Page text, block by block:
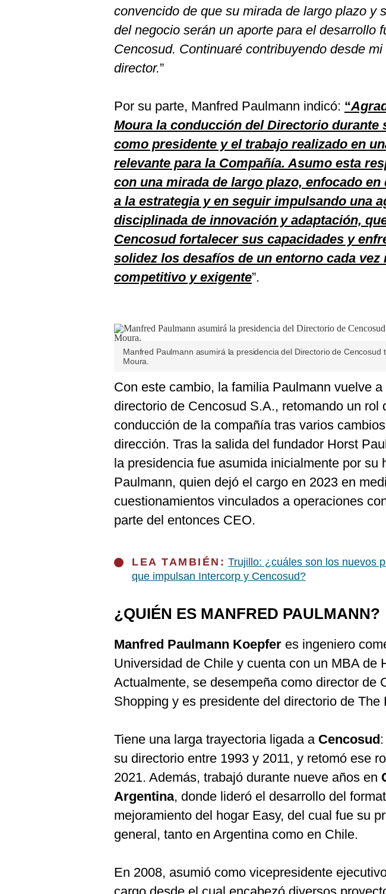
convencido de que su mirada de largo plazo y
del negocio serán un aporte para el desarrollo
Cencosud. Continuaré contribuyendo desde
director.”
Por su parte, Manfred Paulmann indicó: “
Moura la conducción del Directorio durante
como presidente y el trabajo realizado en
relevante para la Compañía. Asumo esta
con una mirada de largo plazo, enfocado
a la estrategia y en seguir impulsando una
disciplinada de innovación y adaptación,
Cencosud fortalecer sus capacidades y
solidez los desafíos de un entorno cada vez
competitivo y exigente”.
Manfred Paulmann asumirá la presidencia del Directorio de Cencosud
Moura.
Con este cambio, la familia Paulmann vuelve
directorio de Cencosud S.A., retomando un rol
conducción de la compañía tras varios
dirección. Tras la salida del fundador Horst
la presidencia fue asumida inicialmente por su
Paulmann, quien dejó el cargo en 2023 en
cuestionamientos vinculados a operaciones
parte del entonces CEO.
LEA TAMBIÉN: Trujillo: ¿cuáles son los nuevos
que impulsan Intercorp y Cencosud?
¿QUIÉN ES MANFRED PAULMANN?
Manfred Paulmann Koepfer es ingeniero
Universidad de Chile y cuenta con un MBA de
Actualmente, se desempeña como director de
Shopping y es presidente del directorio de The
Tiene una larga trayectoria ligada a Cencosud
su directorio entre 1993 y 2011, y retomó ese
2021. Además, trabajó durante nueve años en
Argentina, donde lideró el desarrollo del
mejoramiento del hogar Easy, del cual fue su
general, tanto en Argentina como en Chile.
En 2008, asumió como vicepresidente